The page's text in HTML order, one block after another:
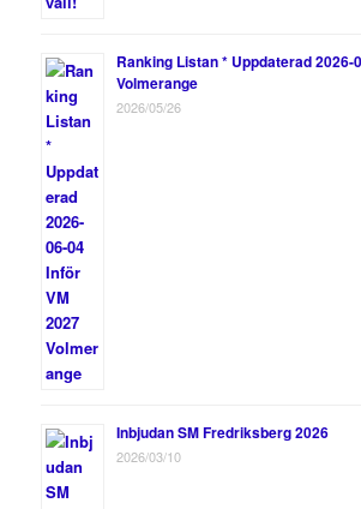
Ranking Listan * Uppdaterad 2026-
Volmerange
2026/05/26
Inbjudan SM Fredriksberg 2026
2026/03/10